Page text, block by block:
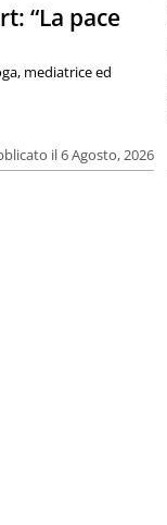
“La pace
il 6 Agosto, 2026
mediatrice ed